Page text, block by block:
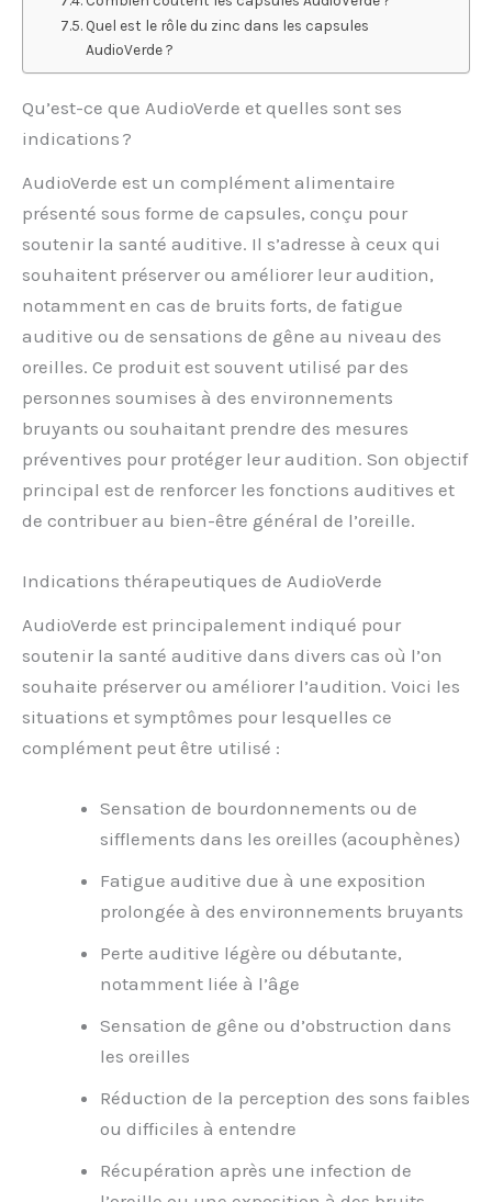
Quel est le rôle du zinc dans les capsules
AudioVerde ?
Qu’est-ce que AudioVerde et quelles sont ses
indications ?
AudioVerde est un complément alimentaire
présenté sous forme de capsules, conçu pour
soutenir la santé auditive. Il s’adresse à ceux qui
souhaitent préserver ou améliorer leur audition,
notamment en cas de bruits forts, de fatigue
auditive ou de sensations de gêne au niveau des
oreilles. Ce produit est souvent utilisé par des
personnes soumises à des environnements
bruyants ou souhaitant prendre des mesures
préventives pour protéger leur audition. Son objectif
principal est de renforcer les fonctions auditives et
de contribuer au bien-être général de l’oreille.
Indications thérapeutiques de AudioVerde
AudioVerde est principalement indiqué pour
soutenir la santé auditive dans divers cas où l’on
souhaite préserver ou améliorer l’audition. Voici les
situations et symptômes pour lesquelles ce
complément peut être utilisé :
Sensation de bourdonnements ou de
sifflements dans les oreilles (acouphènes)
Fatigue auditive due à une exposition
prolongée à des environnements bruyants
Perte auditive légère ou débutante,
notamment liée à l’âge
Sensation de gêne ou d’obstruction dans
les oreilles
Réduction de la perception des sons faibles
ou difficiles à entendre
Récupération après une infection de